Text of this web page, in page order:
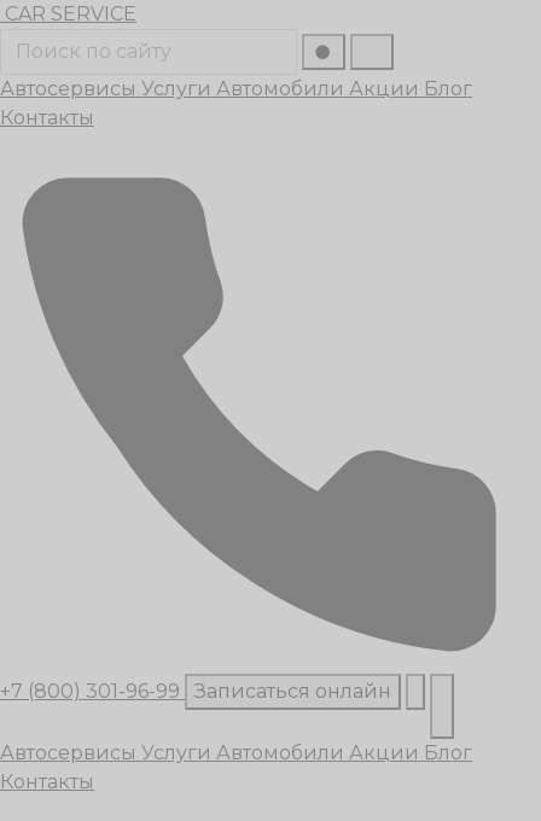
Перейти
CAR SERVICE
Поиск
Автосервисы Услуги Автомобили Акции Блог
Контакты
+7 (800) 301-96-99 Записаться онлайн
Автосервисы Услуги Автомобили Акции Блог
Контакты